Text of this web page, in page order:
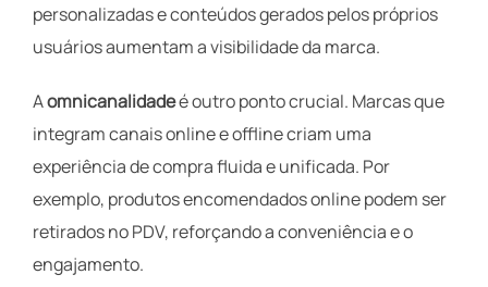
personalizadas e conteúdos gerados pelos próprios
usuários aumentam a visibilidade da marca.
Aomnicanalidadeé outro ponto crucial. Marcas que
integram canais online e offline criam uma
experiência de compra fluida e unificada. Por
exemplo, produtos encomendados online podem ser
retirados no PDV, reforçando a conveniência e o
engajamento.